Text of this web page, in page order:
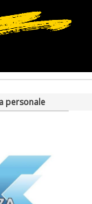
personale